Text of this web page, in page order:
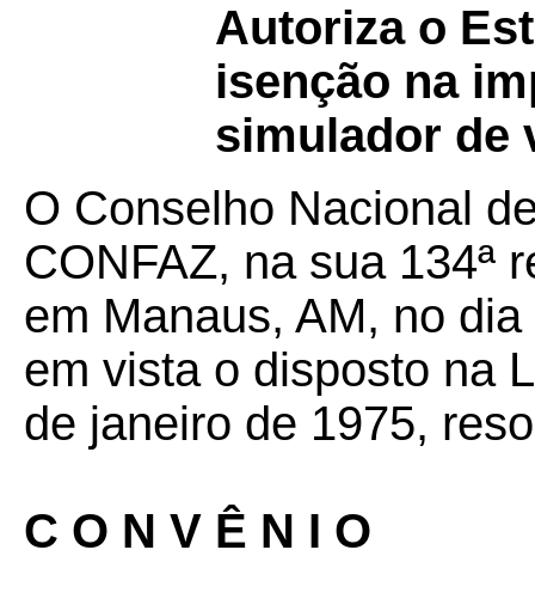
Autoriza o
isenção na
simulador de
O Conselho Nacional
CONFAZ, na sua 134ª
em Manaus, AM, no
em vista o disposto na
de janeiro de 1975,
C O N V Ê N I O